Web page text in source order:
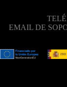
EMAIL DE